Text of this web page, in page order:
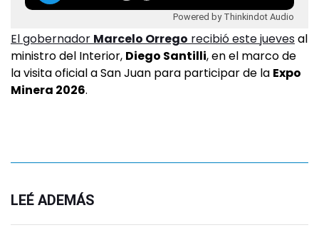
Powered by Thinkindot Audio
El gobernador Marcelo Orrego recibió este juevesal
ministro del Interior, Diego Santilli, en el marco de
la visita oficial a San Juan para participar de la Expo
Minera 2026.
LEÉ ADEMÁS